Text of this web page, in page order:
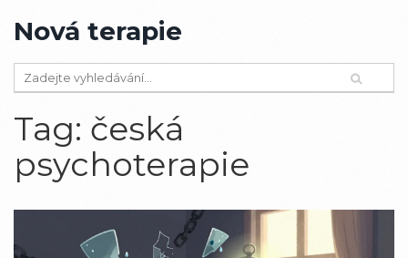
Nová terapie
Tag: česká
psychoterapie